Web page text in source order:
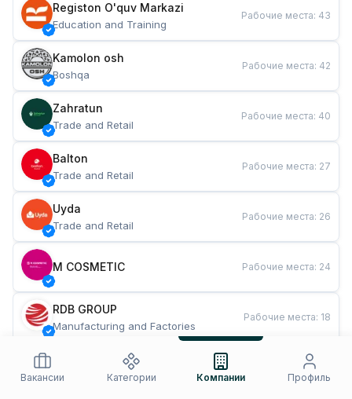
Registon O'quv Markazi
Education and Training
Рабочие места: 43
Kamolon osh
Boshqa
Рабочие места: 42
Zahratun
Trade and Retail
Рабочие места: 40
Balton
Trade and Retail
Рабочие места: 27
Uyda
Trade and Retail
Рабочие места: 26
M COSMETIC Рабочие места: 24
RDB GROUP
Manufacturing and Factories
Рабочие места: 18
Restaurants and Fast Food
Рабочие места
Вакансии
Категории Компании Профиль